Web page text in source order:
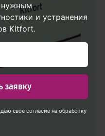
нужным
и устранения
Kitfort.
заявку
свое согласие на обработку